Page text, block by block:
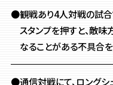
●観戦あり4人対戦の試合
スタンプを押すと、敵
なることがある不具合
●通信対戦にて、ロングシ